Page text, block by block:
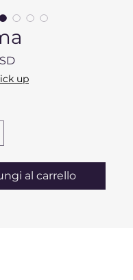
Prezzo
up
al carrello